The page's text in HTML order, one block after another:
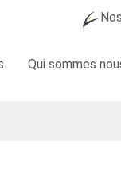
Qui sommes